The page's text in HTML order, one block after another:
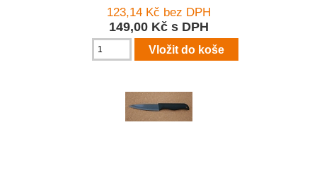
123,14 Kč bez DPH
149,00 Kč s DPH